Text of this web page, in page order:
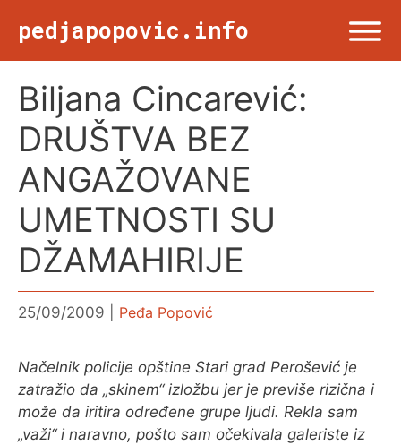
pedjapopovic.info
NASLOVNA
DRUŠTVO
KULTURA
SPORT
FOTO & ŽURNALIZAM
Biljana Cincarević:
DRUŠTVA BEZ
ANGAŽOVANE
UMETNOSTI SU
DŽAMAHIRIJE
25/09/2009 Peđa Popović
Načelnik policije opštine Stari grad Perošević je
zatražio da „skinem“ izložbu jer je previše rizična i
može da iritira određene grupe ljudi. Rekla sam
„važi“ i naravno, pošto sam očekivala galeriste iz